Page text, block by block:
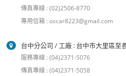
傳真專線 : (02)2506-8770
專用信箱 : oscar8223@gmail.com
台中分公司 / 工廠 : 台中市大里區至
服務專線 : (04)2371-5076
傳真專線 : (04)2371-5058